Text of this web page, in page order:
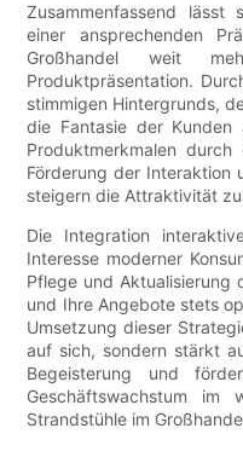
Zusammenfassend
einer ansprechenden
Großhandel weit
Produktpräsentation.
stimmigen Hintergrunds,
die Fantasie der Kunden
Produktmerkmalen
Förderung der Interaktion
steigern die Attraktivität
Die Integration
Interesse moderner
Pflege und Aktualisierung
und Ihre Angebote stets
Umsetzung dieser
auf sich, sondern stärkt
Begeisterung und
Geschäftswachstum im
Strandstühle im